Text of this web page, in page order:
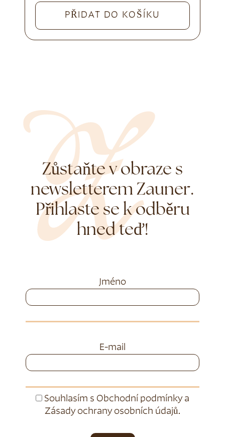
PŘIDAT DO KOŠÍKU
Zůstaňte v obraze s
newsletterem Zauner.
Přihlaste se k odběru
hned teď!
Jméno
E-mail
Souhlasím s Obchodní podmínkya
Zásady ochrany osobních údajů.